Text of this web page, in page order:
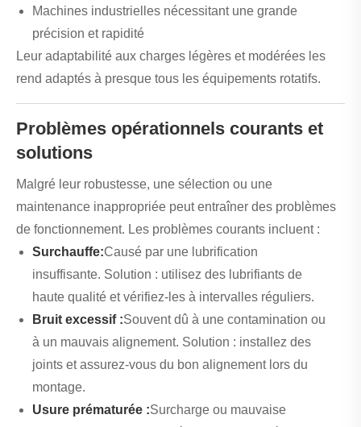
Machines industrielles nécessitant une grande
précision et rapidité
Leur adaptabilité aux charges légères et modérées les
rend adaptés à presque tous les équipements rotatifs.
Problèmes opérationnels courants et
solutions
Malgré leur robustesse, une sélection ou une
maintenance inappropriée peut entraîner des problèmes
de fonctionnement. Les problèmes courants incluent :
Surchauffe:Causé par une lubrification
insuffisante. Solution : utilisez des lubrifiants de
haute qualité et vérifiez-les à intervalles réguliers.
Bruit excessif :Souvent dû à une contamination ou
à un mauvais alignement. Solution : installez des
joints et assurez-vous du bon alignement lors du
montage.
Usure prématurée :Surcharge ou mauvaise